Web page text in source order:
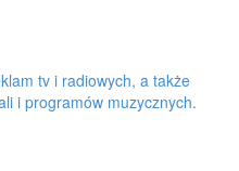
tv i radiowych, a także
i programów muzycznych.